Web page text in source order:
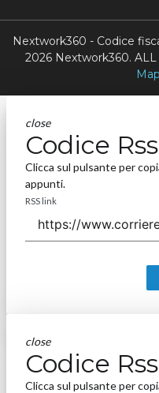
Nextwork360 - Codice
2026 Nextwork360. ALL
close
Codice Rss
Clicca sul pulsante per
appunti.
RSS link
close
Codice Rss
Clicca sul pulsante per